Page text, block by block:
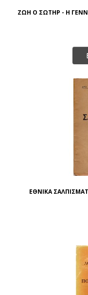
ΖΩΗ Ο ΣΩΤΗΡ - Η
ΕΘΝΙΚΑ